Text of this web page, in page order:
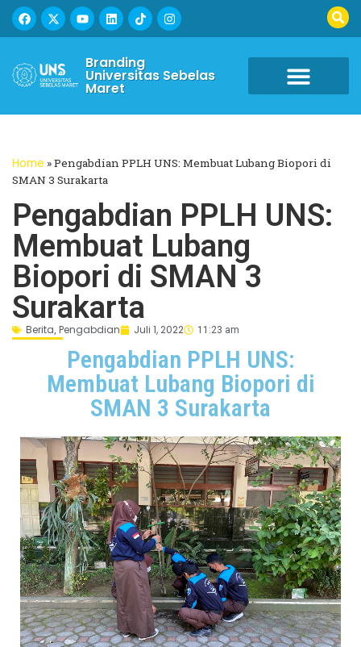
Branding
Universitas Sebelas
Maret
Home »Pengabdian PPLH UNS: Membuat Lubang Biopori di
SMAN 3 Surakarta
Pengabdian PPLH UNS:
Membuat Lubang
Biopori di SMAN 3
Surakarta
Berita, Pengabdian Juli 1, 2022 11:23 am
Pengabdian PPLH UNS:
Membuat Lubang Biopori di
SMAN 3 Surakarta